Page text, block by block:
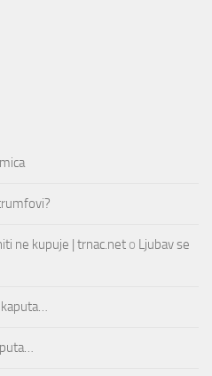
ne kupuje | trnac.net o Ljubav se
kaputa…